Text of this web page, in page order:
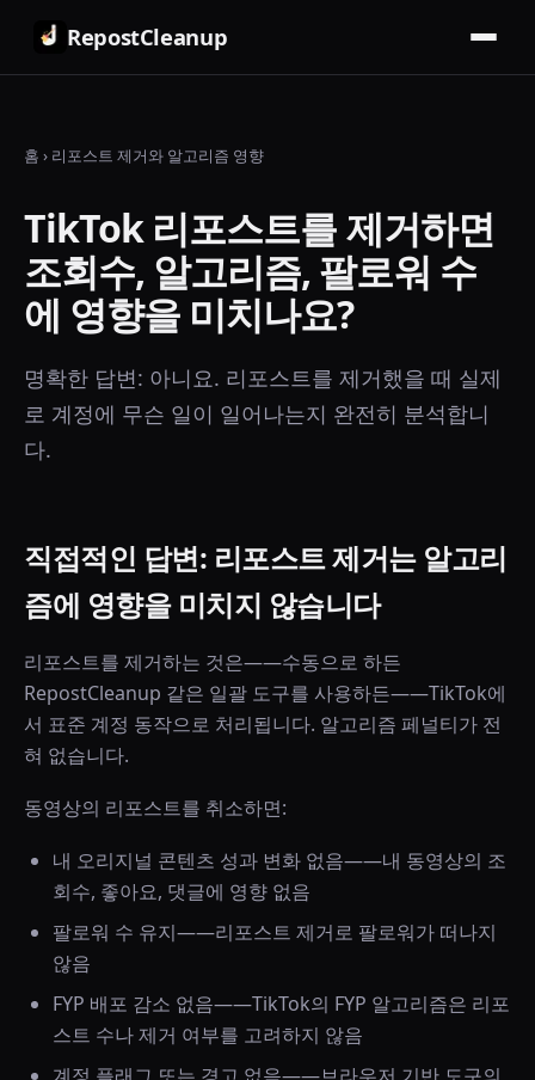
RepostCleanup
홈 › 리포스트 제거와 알고리즘 영향
TikTok 리포스트를 제거하면
조회수, 알고리즘, 팔로워 수
에 영향을 미치나요?
명확한 답변: 아니요. 리포스트를 제거했을 때 실제
로 계정에 무슨 일이 일어나는지 완전히 분석합니
다.
직접적인 답변: 리포스트 제거는 알고리
즘에 영향을 미치지 않습니다
리포스트를 제거하는 것은——수동으로 하든
RepostCleanup 같은 일괄 도구를 사용하든——TikTok에
서 표준 계정 동작으로 처리됩니다. 알고리즘 페널티가 전
혀 없습니다.
동영상의 리포스트를 취소하면:
내 오리지널 콘텐츠 성과 변화 없음——내 동영상의 조
회수, 좋아요, 댓글에 영향 없음
팔로워 수 유지——리포스트 제거로 팔로워가 떠나지
않음
FYP 배포 감소 없음——TikTok의 FYP 알고리즘은 리포
스트 수나 제거 여부를 고려하지 않음